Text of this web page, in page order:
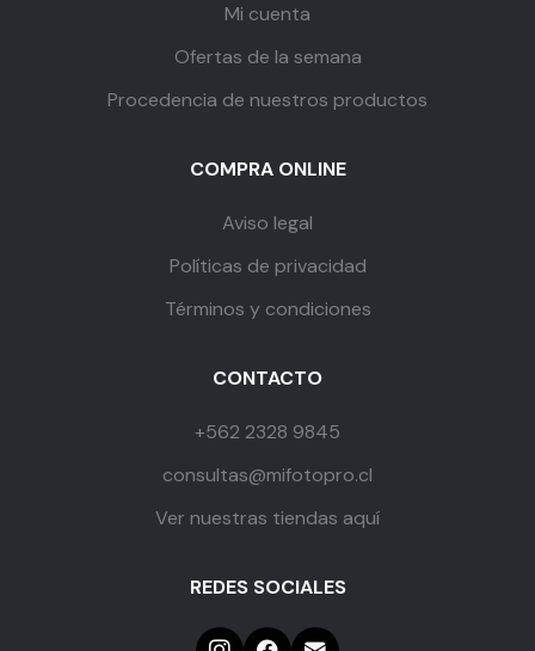
Mi cuenta
Ofertas de la semana
Procedencia de nuestros productos
COMPRA ONLINE
Aviso legal
Políticas de privacidad
Términos y condiciones
CONTACTO
+562 2328 9845
consultas@mifotopro.cl
Ver nuestras tiendas aquí
REDES SOCIALES